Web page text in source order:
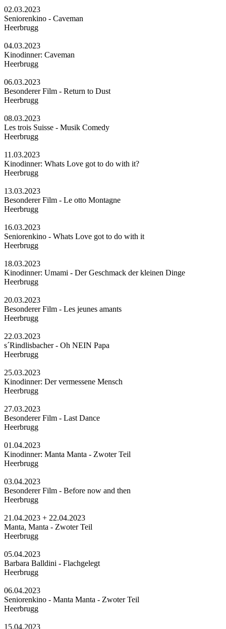
02.03.2023
Seniorenkino - Caveman
Heerbrugg
04.03.2023
Kinodinner: Caveman
Heerbrugg
06.03.2023
Besonderer Film - Return to Dust
Heerbrugg
08.03.2023
Les trois Suisse - Musik Comedy
Heerbrugg
11.03.2023
Kinodinner: Whats Love got to do with it?
Heerbrugg
13.03.2023
Besonderer Film - Le otto Montagne
Heerbrugg
16.03.2023
Seniorenkino - Whats Love got to do with it
Heerbrugg
18.03.2023
Kinodinner: Umami - Der Geschmack der kleinen Dinge
Heerbrugg
20.03.2023
Besonderer Film - Les jeunes amants
Heerbrugg
22.03.2023
s´Rindlisbacher - Oh NEIN Papa
Heerbrugg
25.03.2023
Kinodinner: Der vermessene Mensch
Heerbrugg
27.03.2023
Besonderer Film - Last Dance
Heerbrugg
01.04.2023
Kinodinner: Manta Manta - Zwoter Teil
Heerbrugg
03.04.2023
Besonderer Film - Before now and then
Heerbrugg
21.04.2023 + 22.04.2023
Manta, Manta - Zwoter Teil
Heerbrugg
05.04.2023
Barbara Balldini - Flachgelegt
Heerbrugg
06.04.2023
Seniorenkino - Manta Manta - Zwoter Teil
Heerbrugg
15.04.2023